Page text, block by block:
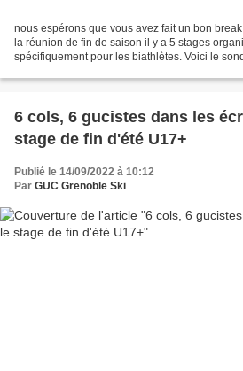
nous espérons que vous avez fait un bon
la réunion de fin de saison il y a 5 stages
spécifiquement pour les biathlètes. Voici le
6 cols, 6 gucistes dans les
stage de fin d'été U17+
Publié le 14/09/2022 à 10:12
Par GUC Grenoble Ski